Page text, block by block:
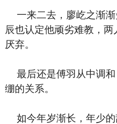
一来二去，廖屹之渐渐
辰也认定他顽劣难教，
厌弃。
最后还是傅羽从中调和
绷的关系。
如今年岁渐长，年少的